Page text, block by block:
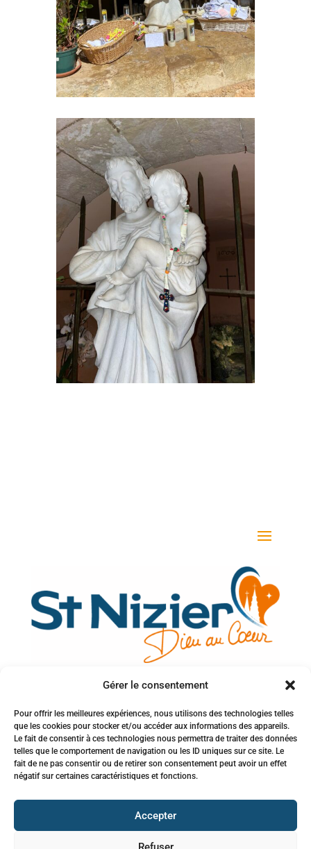
Gérer le consentement
Pour offrir les meilleures expériences, nous utilisons des technologies telles
que les cookies pour stocker et/ou accéder aux informations des appareils.
Le fait de consentir à ces technologies nous permettra de traiter des données
telles que le comportement de navigation ou les ID uniques sur ce site. Le
fait de ne pas consentir ou de retirer son consentement peut avoir un effet
négatif sur certaines caractéristiques et fonctions.
Accepter
Votre adresse e-mail
Inscription à la newsletter